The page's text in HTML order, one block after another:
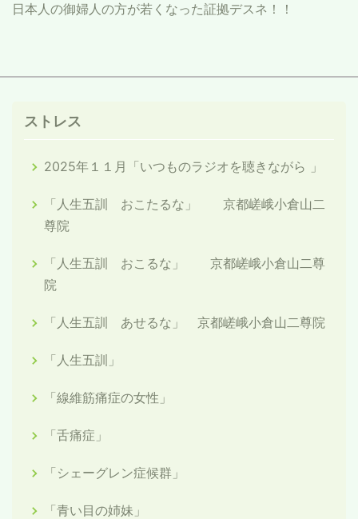
日本人の御婦人の方が若くなった証拠デスネ！！
ストレス
2025年１１月「いつものラジオを聴きながら 」
「人生五訓 おこたるな」 京都嵯峨小倉山二
尊院
「人生五訓 おこるな」 京都嵯峨小倉山二尊
院
「人生五訓 あせるな」 京都嵯峨小倉山二尊院
「人生五訓」
「線維筋痛症の女性」
「舌痛症」
「シェーグレン症候群」
「青い目の姉妹」